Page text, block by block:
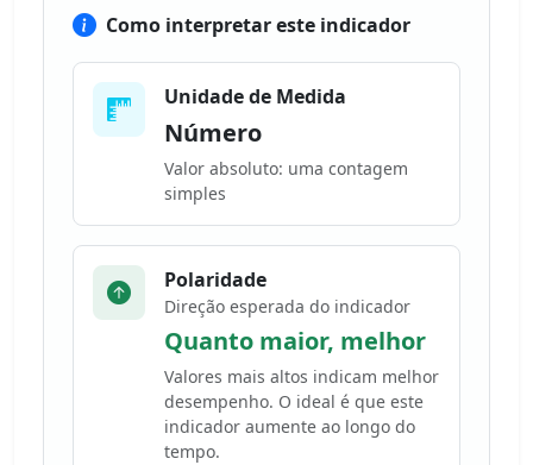
Como interpretar este indicador
Unidade de Medida
Número
Valor absoluto: uma contagem
simples
Polaridade
Direção esperada do indicador
Quanto maior, melhor
Valores mais altos indicam melhor
desempenho. O ideal é que este
indicador aumente ao longo do
tempo.